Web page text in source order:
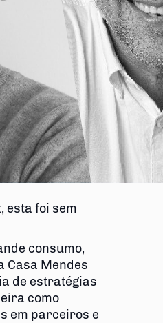
esta foi sem
consumo,
Casa Mendes
de estratégias
como
em parceiros e